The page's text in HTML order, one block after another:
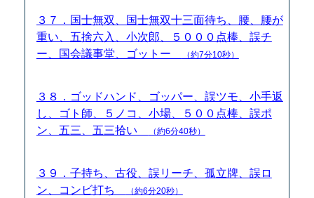
３７．国士無双、国士無双十三面待ち、腰、腰が
重い、五捨六入、小次郎、５０００点棒、誤チ
ー、国会議事堂、ゴットー
（約7分10秒）
３８．ゴッドハンド、ゴッパー、誤ツモ、小手返
し、ゴト師、５ノコ、小場、５００点棒、誤ポ
ン、五三、五三拾い
（約6分40秒）
３９．子持ち、古役、誤リーチ、孤立牌、誤ロ
ン、コンビ打ち
（約6分20秒）